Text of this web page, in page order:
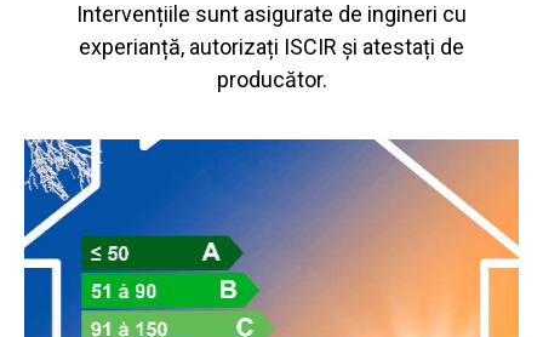
Intervențiile sunt asigurate de ingineri cu
experianță, autorizați ISCIR și atestați de
producător.